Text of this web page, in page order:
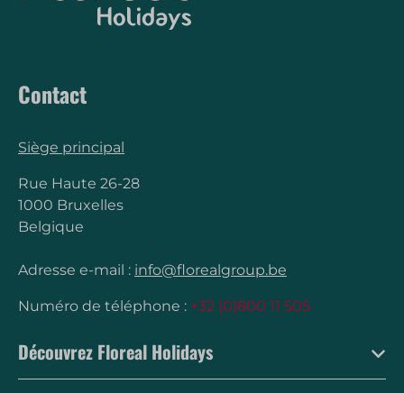
Contact
Siège principal
Rue Haute 26-28
1000 Bruxelles
Belgique
Adresse e-mail : info@florealgroup.be
Numéro de téléphone : +32 (0)800 11 505
Découvrez Floreal Holidays